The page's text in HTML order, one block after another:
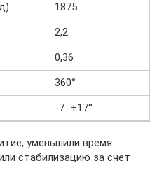
1875
2,2
0,36
360°
-7…+17°
уменьшили время
стабилизацию за счет